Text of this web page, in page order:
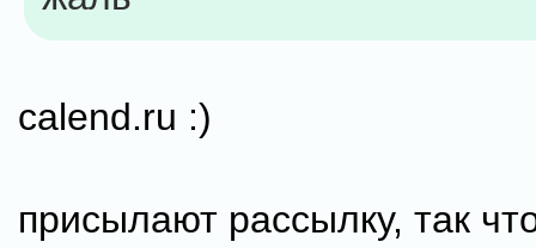
calend.ru :)
присылают рассылку, так